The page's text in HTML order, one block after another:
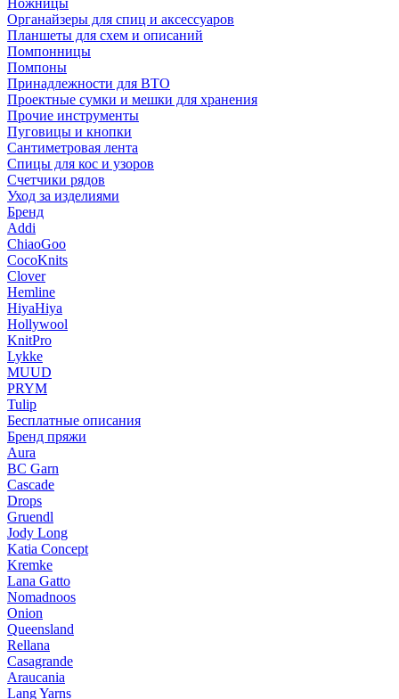
Ножницы
Органайзеры для спиц и аксессуаров
Планшеты для схем и описаний
Помпонницы
Помпоны
Принадлежности для ВТО
Проектные сумки и мешки для хранения
Прочие инструменты
Пуговицы и кнопки
Сантиметровая лента
Спицы для кос и узоров
Счетчики рядов
Уход за изделиями
Бренд
Addi
ChiaoGoo
CocoKnits
Clover
Hemline
HiyaHiya
Hollywool
KnitPro
Lykke
MUUD
PRYM
Tulip
Бесплатные описания
Бренд пряжи
Aura
BC Garn
Cascade
Drops
Gruendl
Jody Long
Katia Concept
Kremke
Lana Gatto
Nomadnoos
Onion
Queensland
Rellana
Casagrande
Araucania
Lang Yarns